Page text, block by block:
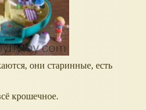
они старинные, есть
крошечное.